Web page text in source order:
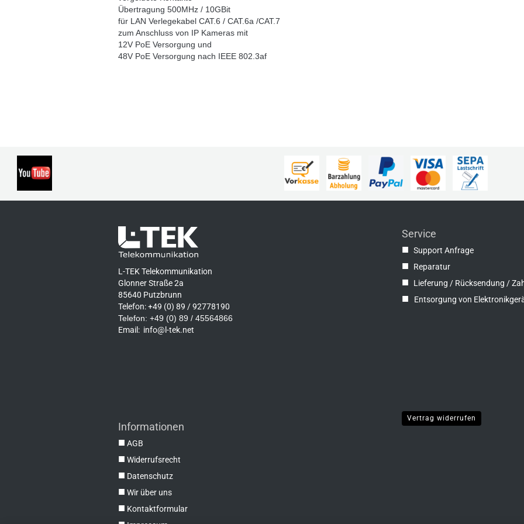
Übertragung 500MHz / 10GBit
für LAN Verlegekabel CAT.6 / CAT.6a /CAT.7
zum Anschluss von IP Kameras mit
12V PoE Versorgung und
48V PoE Versorgung nach IEEE 802.3af
L-TEK Telekommunikation
Glonner Straße 2a
85640 Putzbrunn
Telefon: +49 (0) 89 / 92778190
Telefon: +49 (0) 89 / 45564866
Email: info@l-tek.net
Service
■ Support Anfrage
■ Reparatur
■ Lieferung / Rücksendung /
■ Entsorgung von
Informationen
■ AGB
■ Widerrufsrecht
■ Datenschutz
■ Wir über uns
■ Kontaktformular
Vertrag widerrufen